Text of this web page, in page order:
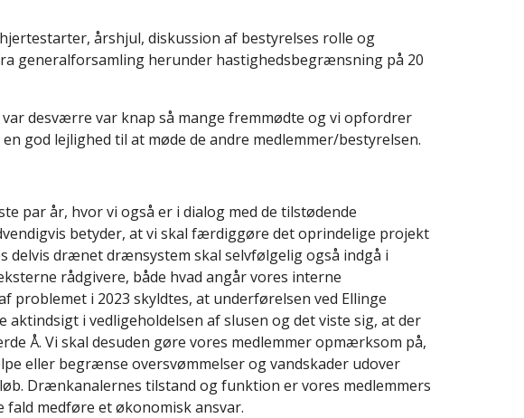
årshjul, diskussion af bestyrelses rolle og
generalforsamling herunder hastighedsbegrænsning på 20
desværre var knap så mange fremmødte og vi opfordrer
god lejlighed til at møde de andre medlemmer/bestyrelsen.
par år, hvor vi også er i dialog med de tilstødende
betyder, at vi skal færdiggøre det oprindelige projekt
delvis drænet drænsystem skal selvfølgelig også indgå i
rådgivere, både hvad angår vores interne
i 2023 skyldtes, at underførelsen ved Ellinge
i vedligeholdelsen af slusen og det viste sig, at der
Å. Vi skal desuden gøre vores medlemmer opmærksom på,
eller begrænse oversvømmelser og vandskader udover
Drænkanalernes tilstand og funktion er vores medlemmers
medføre et økonomisk ansvar.